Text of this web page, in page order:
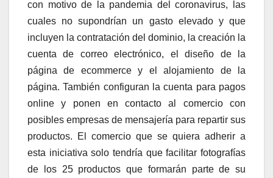
con motivo de la pandemia del coronavirus, las
cuales no supondrían un gasto elevado y que
incluyen la contratación del dominio, la creación la
cuenta de correo electrónico, el diseño de la
página de ecommerce y el alojamiento de la
página. También configuran la cuenta para pagos
online y ponen en contacto al comercio con
posibles empresas de mensajería para repartir sus
productos. El comercio que se quiera adherir a
esta iniciativa solo tendría que facilitar fotografías
de los 25 productos que formarán parte de su